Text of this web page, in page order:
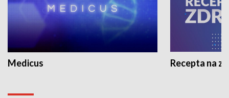
Medicus Recepta na